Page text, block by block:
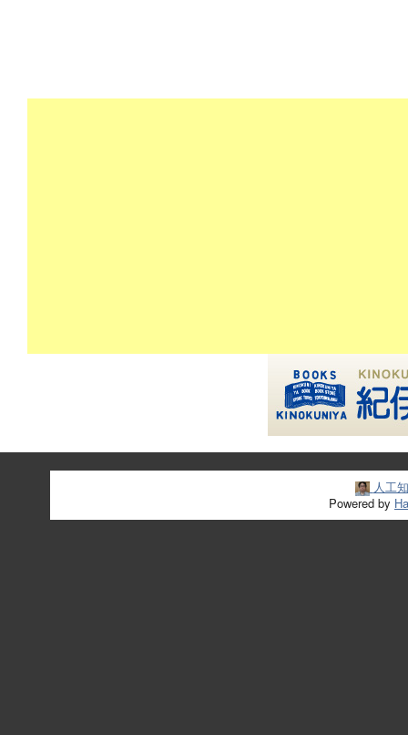
人工
Powered by